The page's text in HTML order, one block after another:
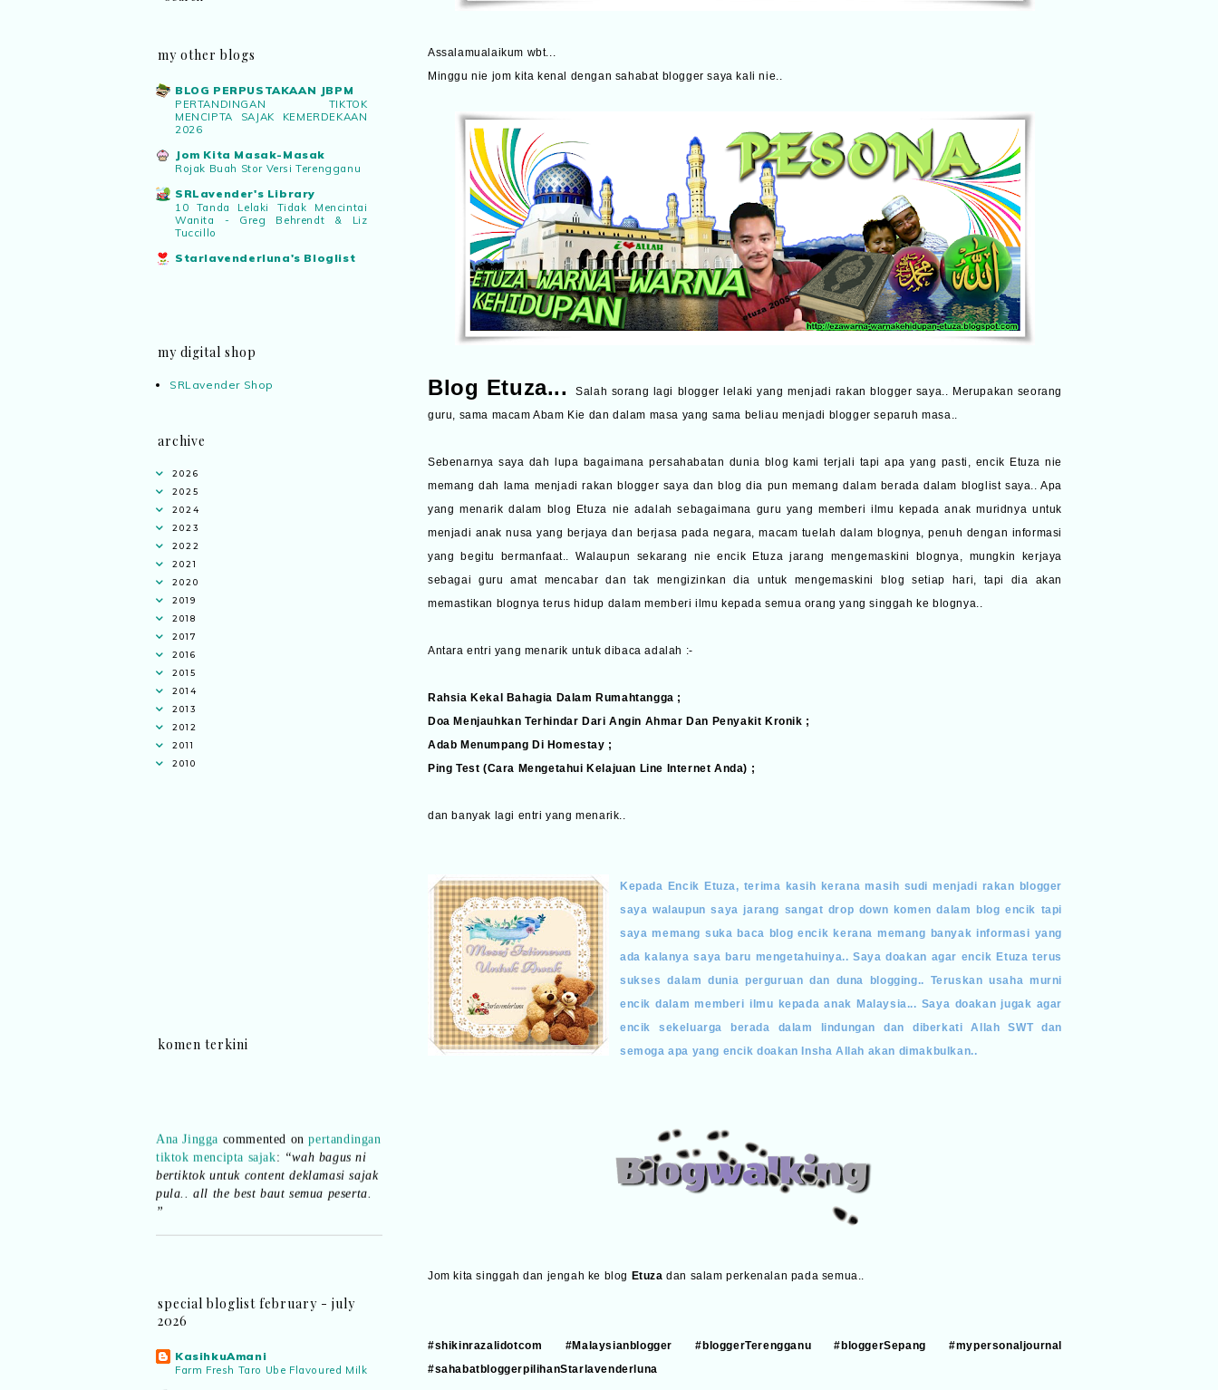
Assalamualaikum wbt...
Minggu nie jom kita kenal dengan sahabat blogger saya kali nie..
Blog Etuza...Salah sorang lagi blogger lelaki yang menjadi rakan blogger saya.. Merupakan seorang
guru, sama macam Abam Kie dan dalam masa yang sama beliau menjadi blogger separuh masa..
Sebenarnya saya dah lupa bagaimana persahabatan dunia blog kami terjali tapi apa yang pasti, encik Etuza nie
memang dah lama menjadi rakan blogger saya dan blog dia pun memang dalam berada dalam bloglist saya.. Apa
yang menarik dalam blog Etuza nie adalah sebagaimana guru yang memberi ilmu kepada anak muridnya untuk
menjadi anak nusa yang berjaya dan berjasa pada negara, macam tuelah dalam blognya, penuh dengan informasi
yang begitu bermanfaat.. Walaupun sekarang nie encik Etuza jarang mengemaskini blognya, mungkin kerjaya
sebagai guru amat mencabar dan tak mengizinkan dia untuk mengemaskini blog setiap hari, tapi dia akan
memastikan blognya terus hidup dalam memberi ilmu kepada semua orang yang singgah ke blognya..
Antara entri yang menarik untuk dibaca adalah :-
Rahsia Kekal Bahagia Dalam Rumahtangga ;
Doa Menjauhkan Terhindar Dari Angin Ahmar Dan Penyakit Kronik ;
Adab Menumpang Di Homestay ;
Ping Test (Cara Mengetahui Kelajuan Line Internet Anda) ;
dan banyak lagi entri yang menarik..
Kepada Encik Etuza, terima kasih kerana masih sudi menjadi rakan blogger
saya walaupun saya jarang sangat drop down komen dalam blog encik tapi
saya memang suka baca blog encik kerana memang banyak informasi yang
ada kalanya saya baru mengetahuinya.. Saya doakan agar encik Etuza terus
sukses dalam dunia perguruan dan duna blogging.. Teruskan usaha murni
encik dalam memberi ilmu kepada anak Malaysia... Saya doakan jugak agar
encik sekeluarga berada dalam lindungan dan diberkati Allah SWT dan
semoga apa yang encik doakan Insha Allah akan dimakbulkan..
Jom kita singgah dan jengah ke blog Etuza dan salam perkenalan pada semua..
#shikinrazalidotcom #Malaysianblogger #bloggerTerengganu #bloggerSepang #mypersonaljournal
#sahabatbloggerpilihanStarlavenderluna
my other blogs
BLOG PERPUSTAKAAN JBPM
PERTANDINGAN TIKTOK
MENCIPTA SAJAK KEMERDEKAAN
2026
Jom Kita Masak-Masak
Rojak Buah Stor Versi Terengganu
SRLavender's Library
10 Tanda Lelaki Tidak Mencintai
Wanita - Greg Behrendt & Liz
Tuccillo
Starlavenderluna's Bloglist
my digital shop
SRLavender Shop
archive
2026
2025
2024
2023
2022
2021
2020
2019
2018
2017
2016
2015
2014
2013
2012
2011
2010
komen terkini
tiktok mencipta sajak
:“wah bagus ni
bertiktok untuk content deklamasi sajak
pula.. all the best baut semua peserta.
Syaz Rahimcommented ondari idea ke
dan teknologi digital terbaik!”
Syaz Rahimcommented on
pertandingan tiktok mencipta sajak:
special bloglist february - july
2026
KasihkuAmani
Farm Fresh Taro Ube Flavoured Milk